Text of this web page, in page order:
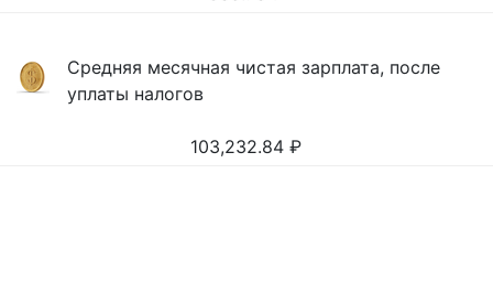
Средняя месячная чистая зарплата, после
уплаты налогов
103,232.84 ₽